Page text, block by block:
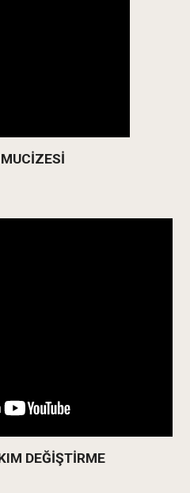
DEĞİŞTİRME